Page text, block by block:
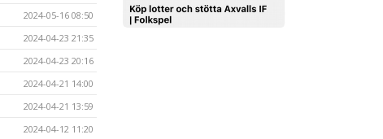
2024-05-16 08:50
2024-04-23 21:35
2024-04-23 20:16
2024-04-21 14:00
2024-04-21 13:59
2024-04-12 11:20